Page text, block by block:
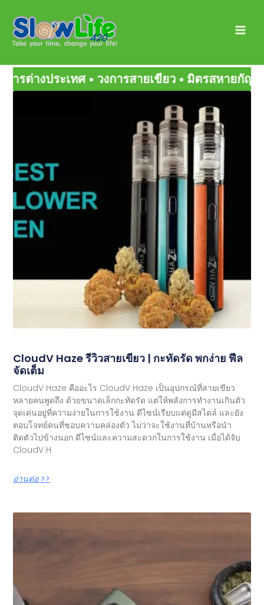
content
ยว • มิตรสหายกัญ • สายเขียวเด็ดๆ
CloudV Haze รีวิวสายเขียว | กะทัดรัด พกง่าย ฟีล
จัดเต็ม
CloudV Haze คืออะไร CloudV Haze เป็นอุปกรณ์ที่สายเขียว
หลายคนพูดถึง ด้วยขนาดเล็กกะทัดรัด แต่ให้พลังการทำงานเกินตัว
จุดเด่นอยู่ที่ความง่ายในการใช้งาน ดีไซน์เรียบแต่ดูมีสไตล์ และยัง
ตอบโจทย์คนที่ชอบความคล่องตัว ไม่ว่าจะใช้งานที่บ้านหรือนำ
ติดตัวไปข้างนอก ดีไซน์และความสะดวกในการใช้งาน เมื่อได้จับ
CloudV H
อ่านต่อ >>